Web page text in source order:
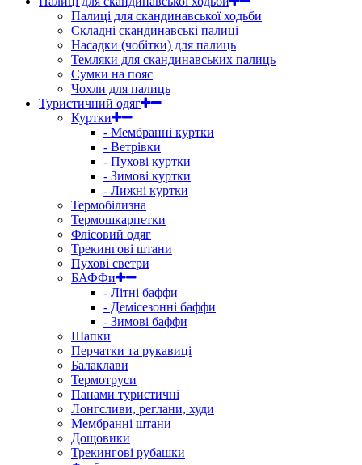
Палиці для скандинавської ходьби
Складні скандинавські палиці
Насадки (чобітки) для палиць
Темляки для скандинавських палиць
Сумки на пояс
Чохли для палиць
Туристичний одяг
Куртки
- Мембранні куртки
- Ветрівки
- Пухові куртки
- Зимові куртки
- Лижні куртки
Термобілизна
Термошкарпетки
Флісовий одяг
Трекингові штани
Пухові светри
БАФФи
- Літні баффи
- Демісезонні баффи
- Зимові баффи
Шапки
Перчатки та рукавиці
Балаклави
Термотруси
Панами туристичні
Лонгсливи, реглани, худи
Мембранні штани
Дощовики
Трекингові рубашки